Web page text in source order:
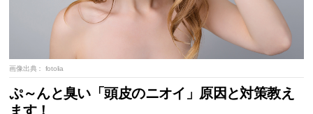
画像出典： fotolia
ぷ～んと臭い「頭皮のニオイ」原因と対策教え
ます！